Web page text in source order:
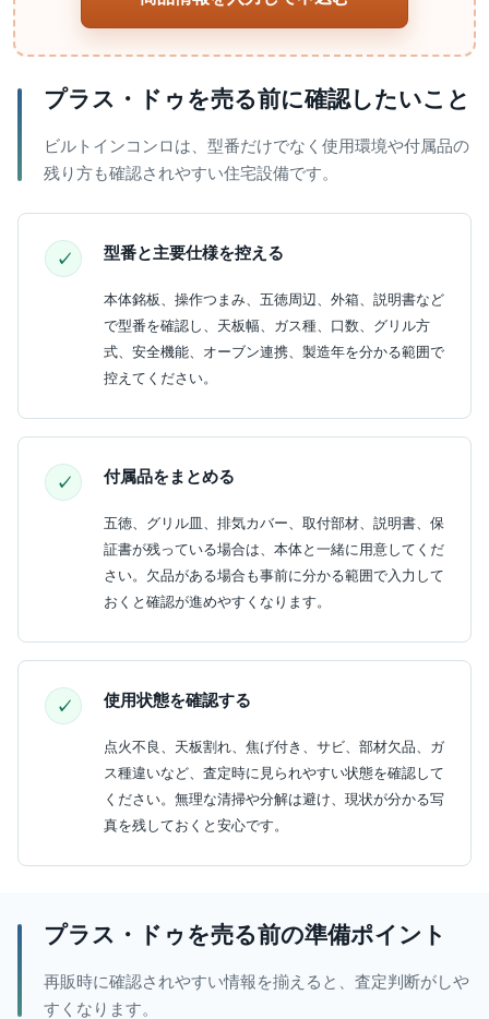
プラス・ドゥを売る前に確認したいこと
ビルトインコンロは、型番だけでなく使用環境や付属品の
残り方も確認されやすい住宅設備です。
型番と主要仕様を控える
本体銘板、操作つまみ、五徳周辺、外箱、説明書など
で型番を確認し、天板幅、ガス種、口数、グリル方
式、安全機能、オーブン連携、製造年を分かる範囲で
控えてください。
付属品をまとめる
五徳、グリル皿、排気カバー、取付部材、説明書、保
証書が残っている場合は、本体と一緒に用意してくだ
さい。欠品がある場合も事前に分かる範囲で入力して
おくと確認が進めやすくなります。
使用状態を確認する
点火不良、天板割れ、焦げ付き、サビ、部材欠品、ガ
ス種違いなど、査定時に見られやすい状態を確認して
ください。無理な清掃や分解は避け、現状が分かる写
真を残しておくと安心です。
プラス・ドゥを売る前の準備ポイント
再販時に確認されやすい情報を揃えると、査定判断がしや
すくなります。